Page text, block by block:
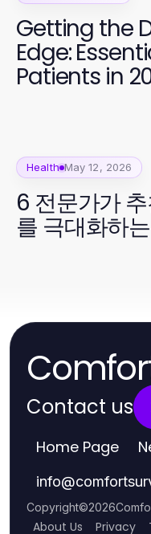
Getting the
Edge:
Patients in
Health May 12, 2026
6 전문가가
를 극대화하
Contact us
Home Page
info@
Copyright©2026
About Us Privacy